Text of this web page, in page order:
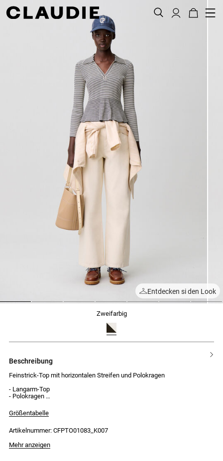
Entdecken si den Look
zweifarbig
beschreibung
Feinstrick-Top mit horizontalen Streifen und Polokragen
- Langarm-Top
- Polokragen
- Elastischer Bund
- Volantbesatz am Saum
Größentabelle
Artikelnummer: CFPTO01083_K007
Mehr anzeigen